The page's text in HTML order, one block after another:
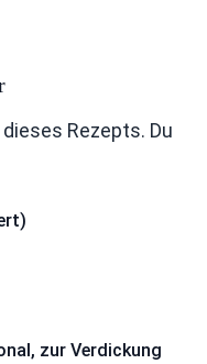
Rezepts. Du
zur Verdickung